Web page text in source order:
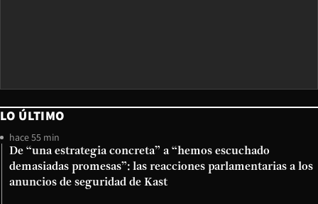
LO ÚLTIMO
hace 55 min
De “una estrategia concreta” a “hemos escuchado
demasiadas promesas”: las reacciones parlamentarias a los
anuncios de seguridad de Kast